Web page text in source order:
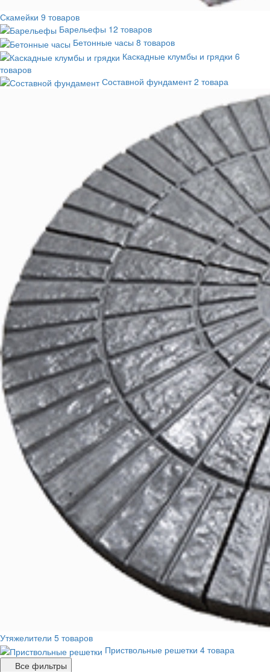
Скамейки 9 товаров
Барельефы 12 товаров
Бетонные часы 8 товаров
Каскадные клумбы и грядки 6
товаров
Составной фундамент 2 товара
Утяжелители 5 товаров
Приствольные решетки 4 товара
Все фильтры